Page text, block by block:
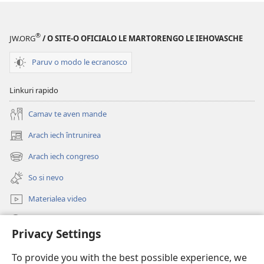
Privacy Settings
To provide you with the best possible experience, we
o Regato
si
JW.ORG® / O SITE-O OFICIALO LE MARTORENGO LE IEHOVASCHE
Paruv o modo le ecranosco
Linkuri rapido
Camav te aven mande
Arach iech întrunirea
(opens
new
window)
Arach iech congreso
(opens
new
window)
So si nevo
Materialea video
(opens